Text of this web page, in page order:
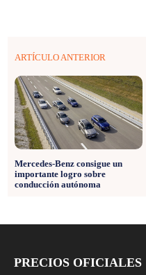
ARTÍCULO ANTERIOR
Mercedes-Benz consigue un
importante logro sobre
conducción autónoma
PRECIOS OFICIALES